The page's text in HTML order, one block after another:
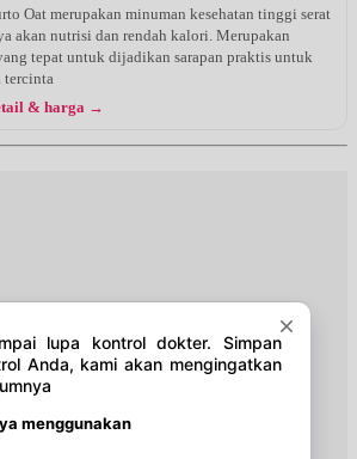
Oat merupakan minuman kesehatan tinggi serat
akan nutrisi dan rendah kalori. Merupakan
tepat untuk dijadikan sarapan praktis untuk
tercinta
& harga →